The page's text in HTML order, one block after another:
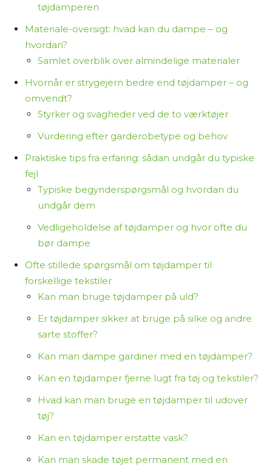
tøjdamperen
Materiale-oversigt: hvad kan du dampe – og
hvordan?
Samlet overblik over almindelige materialer
Hvornår er strygejern bedre end tøjdamper – og
omvendt?
Styrker og svagheder ved de to værktøjer
Vurdering efter garderobetype og behov
Praktiske tips fra erfaring: sådan undgår du typiske
fejl
Typiske begynderspørgsmål og hvordan du
undgår dem
Vedligeholdelse af tøjdamper og hvor ofte du
bør dampe
Ofte stillede spørgsmål om tøjdamper til
forskellige tekstiler
Kan man bruge tøjdamper på uld?
Er tøjdamper sikker at bruge på silke og andre
sarte stoffer?
Kan man dampe gardiner med en tøjdamper?
Kan en tøjdamper fjerne lugt fra tøj og tekstiler?
Hvad kan man bruge en tøjdamper til udover
tøj?
Kan en tøjdamper erstatte vask?
Kan man skade tøjet permanent med en